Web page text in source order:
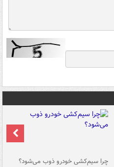
چرا سیم‌کشی خودرو ذوب می‌شود؟